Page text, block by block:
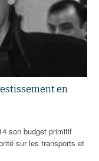
en
son budget primitif
sur les transports et